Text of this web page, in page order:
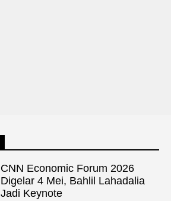
CNN Economic Forum 2026
Digelar 4 Mei, Bahlil Lahadalia
Jadi Keynote